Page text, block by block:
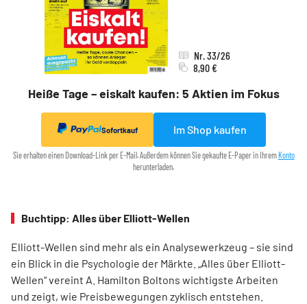
Heiße Tage – eiskalt kaufen: 5 Aktien im Fokus
Nr. 33/26
8,90 €
Sofortkauf Im Shop kaufen
Sie erhalten einen Download-Link per E-Mail. Außerdem können Sie gekaufte E-Paper in Ihrem Konto
herunterladen.
Buchtipp: Alles über Elliott-Wellen
Elliott-Wellen sind mehr als ein Analysewerkzeug – sie sind
ein Blick in die Psychologie der Märkte. „Alles über Elliott-
Wellen“ vereint A. Hamilton Boltons wichtigste Arbeiten
und zeigt, wie Preisbewegungen zyklisch entstehen.